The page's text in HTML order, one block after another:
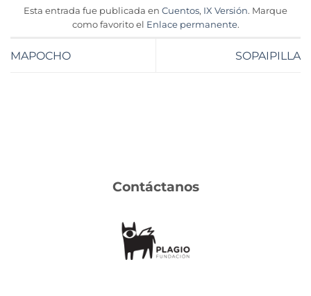
Esta entrada fue publicada en Cuentos, IX Versión. Marque
como favorito el Enlace permanente.
MAPOCHO SOPAIPILLA
Contáctanos